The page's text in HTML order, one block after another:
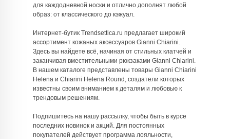
для каждодневной носки и отлично дополнят любой
образ: от классического до кэжуал.
Интернет-бутик Trendsettica.ru предлагает широкий
ассортимент кожаных аксессуаров Gianni Chiarini.
Здесь вы найдете всё, начиная от стильных клатчей и
заканчивая вместительными рюкзаками Gianni Chiarini.
В нашем каталоге представлены товары Gianni Chiarini
Helena и Chiarini Helena Round, создатели которых
известны своим вниманием к деталям и любовью к
трендовым решениям.
Подпишитесь на нашу рассылку, чтобы быть в курсе
последних новинок и акций. Для постоянных
покупателей действует программа лояльности,